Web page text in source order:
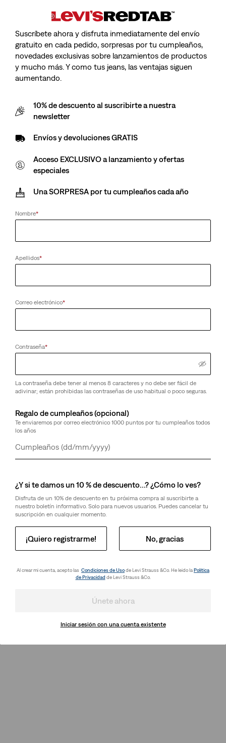
Suscríbete ahora y disfruta inmediatamente del envío
gratuito en cada pedido, sorpresas por tu cumpleaños,
novedades exclusivas sobre lanzamientos de productos
y mucho más. Y como tus jeans, las ventajas siguen
aumentando.
10% de descuento al suscribirte a nuestra
newsletter
Envíos y devoluciones GRATIS
Acceso EXCLUSIVO a lanzamiento y ofertas
especiales
Una SORPRESA por tu cumpleaños cada año
Nombre*
Apellidos*
Correo electrónico*
Contraseña*
La contraseña debe tener al menos 8 caracteres y no debe ser fácil de
adivinar; están prohibidas las contraseñas de uso habitual o poco seguras.
Regalo de cumpleaños (opcional)
Te enviaremos por correo electrónico 1000 puntos por tu cumpleaños todos
los años
Día
Mes
Año
¿Y si te damos un 10 % de descuento…? ¿Cómo lo ves?
Disfruta de un 10% de descuento en tu próxima compra al suscribirte a
nuestro boletín informativo. Solo para nuevos usuarios. Puedes cancelar tu
suscripción en cualquier momento.
¡Quiero registrarme! No, gracias
Al crear mi cuenta, acepto las Condiciones de Usode Levi Strauss &Co. He leido laPolítica
de Privacidad de Levi Strauss &Co.
Únete ahora
Iniciar sesión con una cuenta existente